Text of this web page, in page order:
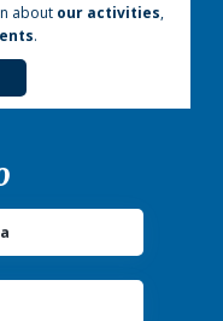
about our activities,
.